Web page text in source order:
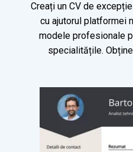
Creați un CV de
cu ajutorul platformei
modele profesionale
specialitățile.